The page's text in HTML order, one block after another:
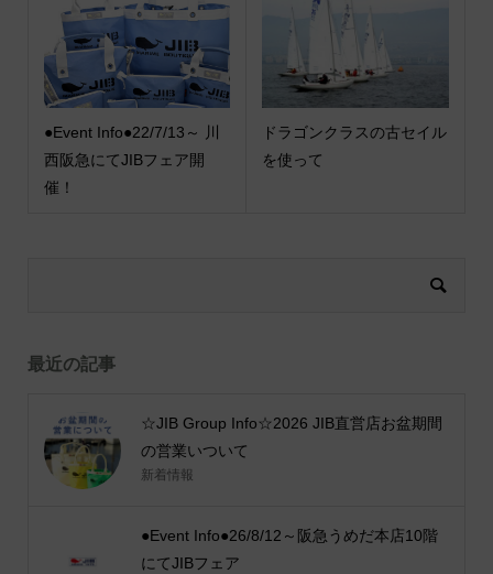
●Event Info●22/7/13～ 川
西阪急にてJIBフェア開
催！
ドラゴンクラスの古セイル
を使って
最近の記事
☆JIB Group Info☆2026 JIB直営店お盆期間
の営業いついて
新着情報
●Event Info●26/8/12～阪急うめだ本店10階
にてJIBフェア